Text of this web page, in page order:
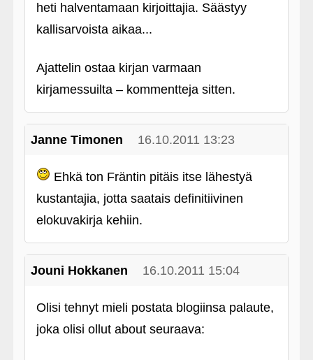
heti halventamaan kirjoittajia. Säästyy
kallisarvoista aikaa...
Ajattelin ostaa kirjan varmaan
kirjamessuilta – kommentteja sitten.
Janne Timonen 16.10.2011 13:23
Ehkä ton Fräntin pitäis itse lähestyä
kustantajia, jotta saatais definitiivinen
elokuvakirja kehiin.
Jouni Hokkanen 16.10.2011 15:04
Olisi tehnyt mieli postata blogiinsa palaute,
joka olisi ollut about seuraava: